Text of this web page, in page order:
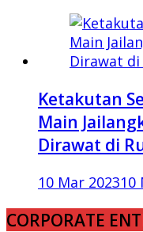
Ketakutan
Main
Dirawat di
10 Mar 202310
CORPORATE